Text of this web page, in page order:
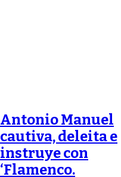
Antonio Manuel
cautiva, deleita e
instruye con
‘Flamenco.